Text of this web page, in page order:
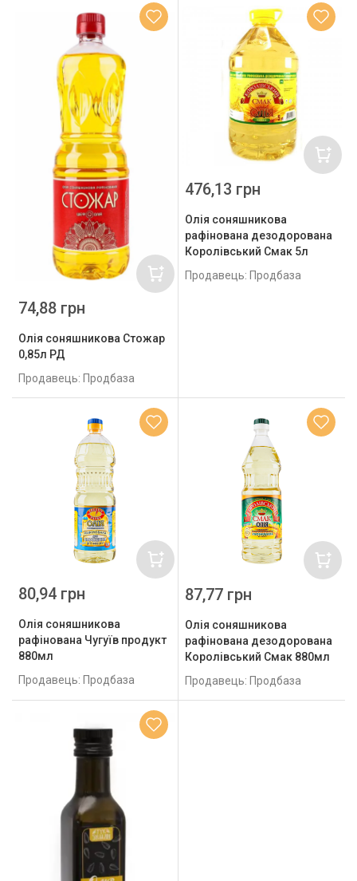
Олія соняшникова Стожар
0,85л РД
Продавець: Продбаза
74,88 грн
Олія соняшникова
рафінована дезодорована
Королівський Смак 5л
Продавець: Продбаза
476,13 грн
Олія соняшникова
рафінована Чугуїв продукт
880мл
Продавець: Продбаза
80,94 грн
Олія соняшникова
рафінована дезодорована
Королівський Смак 880мл
Продавець: Продбаза
87,77 грн